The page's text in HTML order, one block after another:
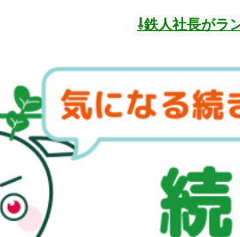
⇩鉄人社長がラ